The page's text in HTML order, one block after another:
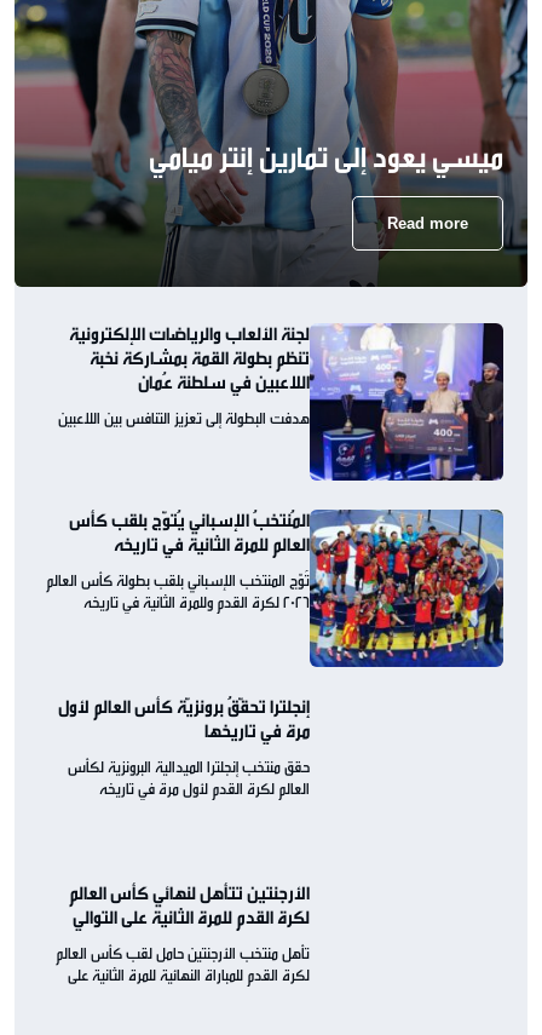
ميسي يعود إلى تمارين إنتر ميامي
Read more
لجنة الألعاب والرياضات الإلكترونية
تنظم بطولة القمة بمشاركة نخبة
اللاعبين في سلطنة عُمان
هدفت البطولة إلى تعزيز التنافس بين اللاعبين
المُنتخبُ الإسباني يُتوّج بلقب كأس
العالم للمرة الثانية في تاريخه
تُوّج المنتخب الإسباني بلقب بطولة كأس العالم
2026 لكرة القدم وللمرة الثانية في تاريخه
إنجلترا تحقّقُ برونزيّة كأس العالم لأول
مرة في تاريخها
حقق منتخب إنجلترا الميدالية البرونزية لكأس
العالم لكرة القدم لأول مرة في تاريخه
الأرجنتين تتأهل لنهائي كأس العالم
لكرة القدم للمرة الثانية على التوالي
تأهل منتخب الأرجنتين حامل لقب كأس العالم
لكرة القدم للمباراة النهائية للمرة الثانية على